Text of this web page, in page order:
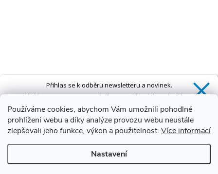
Používáme cookies, abychom Vám umožnili pohodlné
prohlížení webu a díky analýze provozu webu neustále
zlepšovali jeho funkce, výkon a použitelnost. Více informací
Nastavení
Přihlas se k odběru newsletteru a novinek.
ZískášSLEVU 5 %na první nákup a také exkluzivní přístup k
novinkám, slevám a dalším speciálním nabídkám.*
Ano, chci se přihlásit
Zásady zpracování osobních údajů